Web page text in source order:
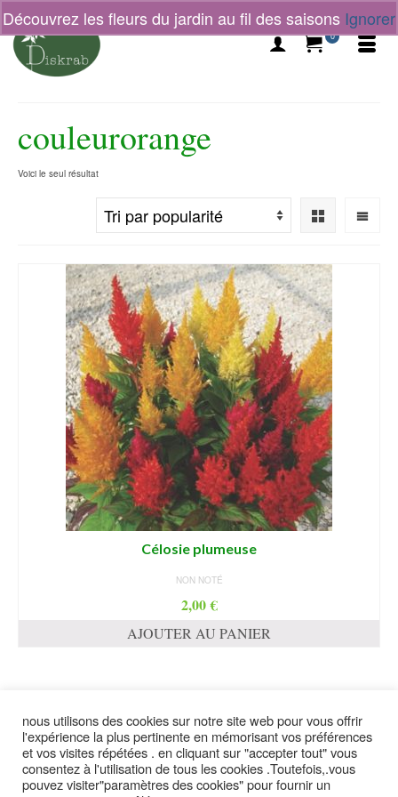
Découvrez les fleurs du jardin au fil des saisons Ignorer
0
couleurorange
Voici le seul résultat
Célosie plumeuse
NON NOTÉ
2,00€
AJOUTER AU PANIER
suivez moi
contact plan du site Politique de confidentialité mentions légales
nous utilisons des cookies sur notre site web pour vous offrir
l'expérience la plus pertinente en mémorisant vos préférences
et vos visites répétées . en cliquant sur "accepter tout" vous
consentez à l'utilisation de tous les cookies .Toutefois,.vous
pouvez visiter"paramètres des cookies" pour fournir un